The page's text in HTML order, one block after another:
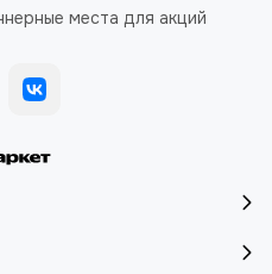
места для акций